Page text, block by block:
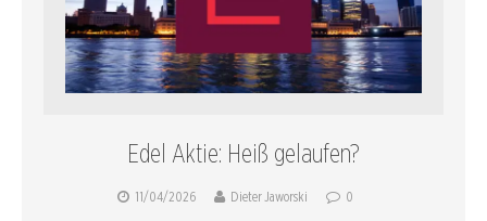
Edel Aktie: Heiß gelaufen?
11/04/2026 Dieter Jaworski 0